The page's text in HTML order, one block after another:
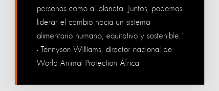
personas como al planeta. Juntos, podemos
liderar el cambio hacia un sistema
alimentario humano, equitativo y sostenible."
- Tennyson Williams, director nacional de
World Animal Protection África